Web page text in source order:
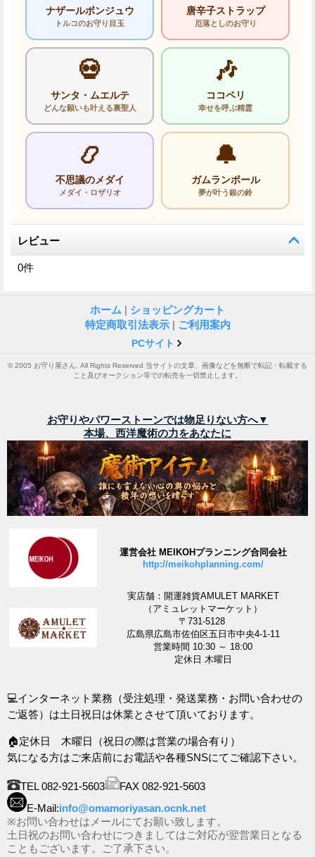
ナザールボンジュウ
トルコのお守り目玉
唐辛子ストラップ
厄落としのお守り
💀
サンタ・ムエルテ
どんな願いも叶える裏聖人
🎶
ココペリ
幸せを呼ぶ精霊
📿
不思議のメダイ
メダイ・ロザリオ
🔔
ガムランボール
夢が叶う銀の鈴
レビュー
0件
ホーム | ショッピングカート
特定商取引法表示 | ご利用案内
PCサイト
© 2005 お守り屋さん. All Rights Reserved 当サイトの文章、画像などを無断で転記・転載する
こと及びオークション等での転売を一切禁止します。
お守りやパワーストーンでは物足りない方へ▼
本場、西洋魔術の力をあなたに
運営会社 MEIKOHプランニング合同会社
http://meikohplanning.com/
実店舗：開運雑貨AMULET MARKET
（アミュレットマーケット）
〒731-5128
広島県広島市佐伯区五日市中央4-1-11
営業時間 10:30 ～ 18:00
定休日 木曜日
💻インターネット業務（受注処理・発送業務・お問い合わせの
ご返答）は土日祝日は休業とさせて頂いております。
🏠定休日 木曜日（祝日の際は営業の場合有り）
気になる方はご来店前にお電話や各種SNSにてご確認下さい。
TEL 082-921-5603
FAX 082-921-5603
E-Mail:info@omamoriyasan.ocnk.net
※お問い合わせはメールにてお願い致します。
土日祝のお問い合わせにつきましてはご対応が翌営業日となる
こともございます。ご了承下さい。